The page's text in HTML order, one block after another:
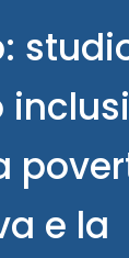
e la